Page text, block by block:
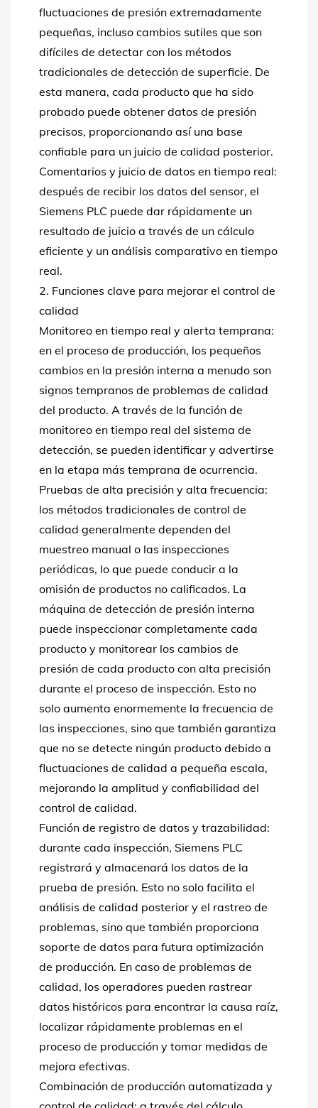
fluctuaciones de presión extremadamente
pequeñas, incluso cambios sutiles que son
difíciles de detectar con los métodos
tradicionales de detección de superficie. De
esta manera, cada producto que ha sido
probado puede obtener datos de presión
precisos, proporcionando así una base
confiable para un juicio de calidad posterior.
Comentarios y juicio de datos en tiempo real:
después de recibir los datos del sensor, el
Siemens PLC puede dar rápidamente un
resultado de juicio a través de un cálculo
eficiente y un análisis comparativo en tiempo
real.
2. Funciones clave para mejorar el control de
calidad
Monitoreo en tiempo real y alerta temprana:
en el proceso de producción, los pequeños
cambios en la presión interna a menudo son
signos tempranos de problemas de calidad
del producto. A través de la función de
monitoreo en tiempo real del sistema de
detección, se pueden identificar y advertirse
en la etapa más temprana de ocurrencia.
Pruebas de alta precisión y alta frecuencia:
los métodos tradicionales de control de
calidad generalmente dependen del
muestreo manual o las inspecciones
periódicas, lo que puede conducir a la
omisión de productos no calificados. La
máquina de detección de presión interna
puede inspeccionar completamente cada
producto y monitorear los cambios de
presión de cada producto con alta precisión
durante el proceso de inspección. Esto no
solo aumenta enormemente la frecuencia de
las inspecciones, sino que también garantiza
que no se detecte ningún producto debido a
fluctuaciones de calidad a pequeña escala,
mejorando la amplitud y confiabilidad del
control de calidad.
Función de registro de datos y trazabilidad:
durante cada inspección, Siemens PLC
registrará y almacenará los datos de la
prueba de presión. Esto no solo facilita el
análisis de calidad posterior y el rastreo de
problemas, sino que también proporciona
soporte de datos para futura optimización
de producción. En caso de problemas de
calidad, los operadores pueden rastrear
datos históricos para encontrar la causa raíz,
localizar rápidamente problemas en el
proceso de producción y tomar medidas de
mejora efectivas.
Combinación de producción automatizada y